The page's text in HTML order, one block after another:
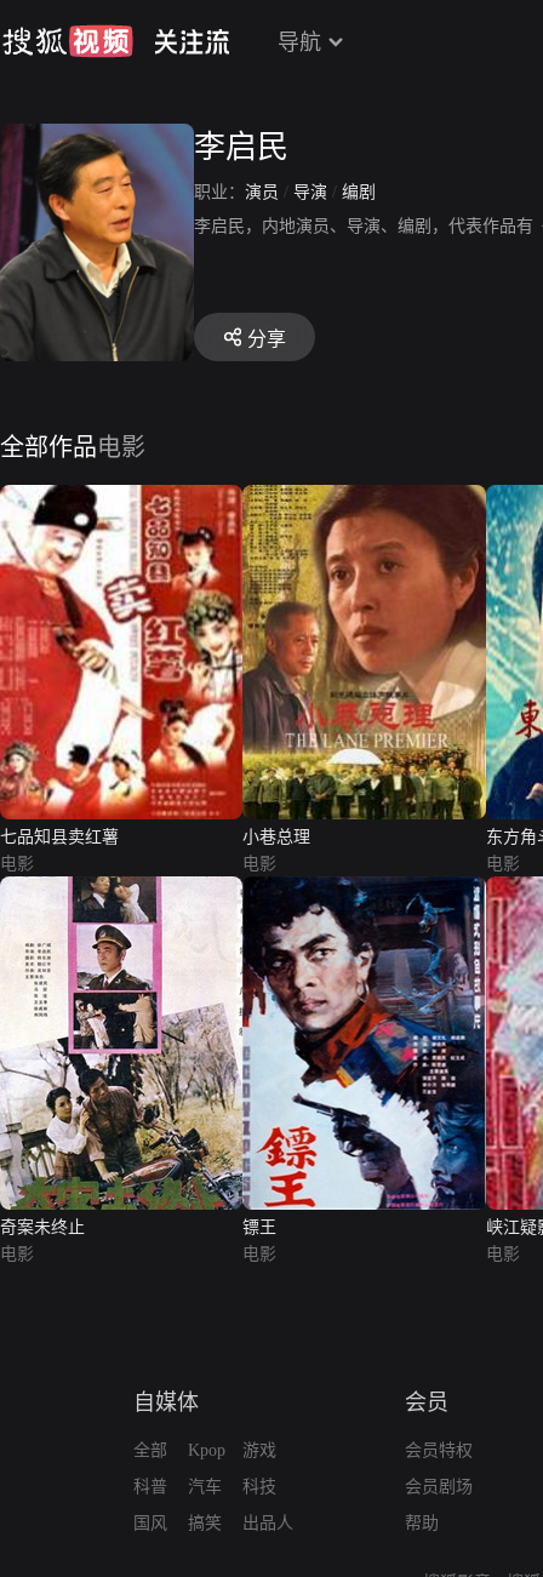
导航
李启民
职业： 演员 / 导演 / 编剧
李启民，内地演员、导演、编剧，代表作品
分享
全部作品电影
七品知县卖红薯
电影
小巷总理
电影
东方角
电影
奇案未终止
电影
镖王
电影
峡江疑
电影
自媒体
全部
科普
国风
Kpop
汽车
搞笑
游戏
科技
出品人
会员
会员特权
会员剧场
帮助